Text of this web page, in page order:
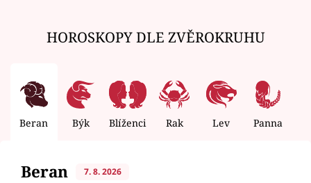
HOROSKOPY DLE ZVĚROKRUHU
Beran Býk Blíženci Rak Lev Panna
Beran 7. 8. 2026